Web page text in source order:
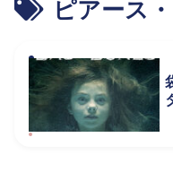
ピアース